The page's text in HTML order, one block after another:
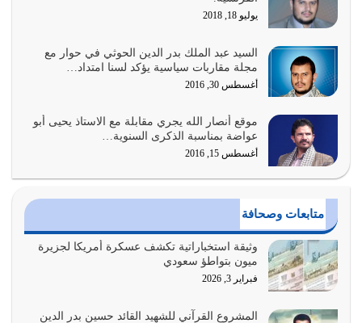
أغسطس 1, 2026
أبرز أسباب الشقاء هو الإعراض عن ذكر الله وعن هدى الله
المتمثل في القرآن الكريم
يوليو 31, 2026
أولياء الشيطان كلما كانوا أكثر ولاءً وطاعة للشيطان كلما كانوا
أكثر ضعفاً
يوليو 30, 2026
وعد الله تعالى من يُقتل في سبيله بالحياة الأبدية والرزق
والاستبشار والنجاة والخلود في…
يوليو 29, 2026
القرآن الكريم هو أهم مصدر لمعرفة رسول الله معرفة سيرته
معرفة شخصيته معرفة عظمته
يوليو 18, 2018
السيد عبد الملك بدر الدين الحوثي في حوار مع
مجلة مقاربات سياسية يؤكد لسنا امتداد…
أغسطس 30, 2016
موقع أنصار الله يجري مقابلة مع الاستاذ يحيى أبو
عواضة بمناسبة الذكرى السنوية…
أغسطس 15, 2016
متابعات وصحافة
وثيقة استخباراتية تكشف عسكرة أمريكا لجزيرة
ميون بتواطؤ سعودي
فبراير 3, 2026
المشروع القرآني للشهيد القائد حسين بدر الدين